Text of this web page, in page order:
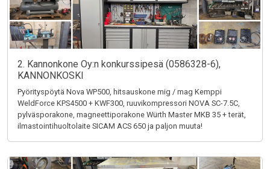
2. Kannonkone Oy:n konkurssipesä (0586328-6),
KANNONKOSKI
Pyörityspöytä Nova WP500, hitsauskone mig / mag Kemppi
WeldForce KPS4500 + KWF300, ruuvikompressori NOVA SC-7.5C,
pylväsporakone, magneettiporakone Würth Master MKB 35 + terät,
ilmastointihuoltolaite SICAM ACS 650 ja paljon muuta!